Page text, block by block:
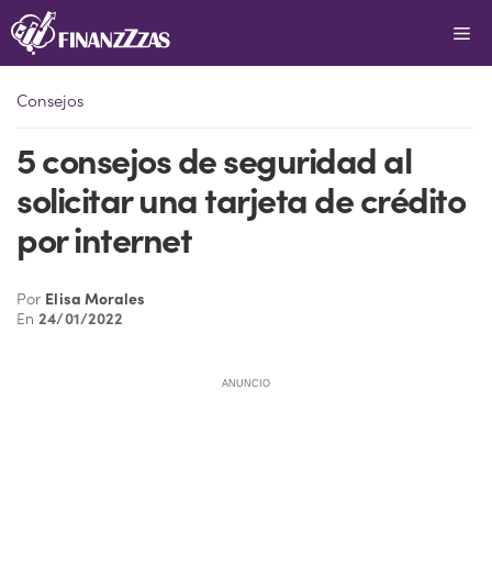
Saltar
al
Consejos
5 consejos de seguridad al
solicitar una tarjeta de crédito
por internet
Por Elisa Morales
En24/01/2022
ANUNCIO